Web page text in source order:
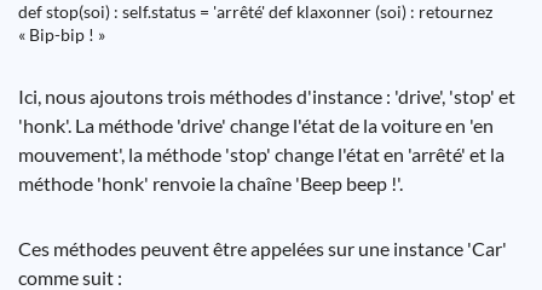
def stop(soi) : self.status = 'arrêté' def klaxonner (soi) : retournez
« Bip-bip ! »
Ici, nous ajoutons trois méthodes d'instance : 'drive', 'stop' et
'honk'. La méthode 'drive' change l'état de la voiture en 'en
mouvement', la méthode 'stop' change l'état en 'arrêté' et la
méthode 'honk' renvoie la chaîne 'Beep beep !'.
Ces méthodes peuvent être appelées sur une instance 'Car'
comme suit :